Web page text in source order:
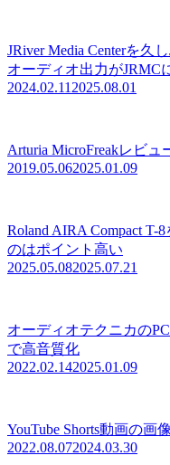
JRiver Media Centerを久
オーディオ出力がJRMC
2024.02.11 2025.08.01
Arturia MicroFreakレビュ
2019.05.062025.01.09
Roland AIRA Compact T-
のはポイント高い
2025.05.082025.07.21
オーディオテクニカの
で高音質化
2022.02.142025.01.09
YouTube Shorts動画の画
2022.08.072024.03.30